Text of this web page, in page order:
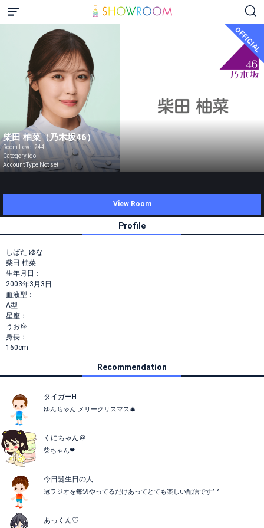
OFFICIAL
柴田 柚菜（乃木坂46）
Room Level 244
Category idol
Account Type Not set
View Room
Profile
しばた ゆな
柴田 柚菜
生年月日：
2003年3月3日
血液型：
A型
星座：
うお座
身長：
160cm
Recommendation
タイガーH
ゆんちゃん メリークリスマス🎄
くにちゃん＠
柴ちゃん❤
今日誕生日の人
冠ラジオを毎週やってるだけあってとても楽しい配信です^ ^
あっくん♡